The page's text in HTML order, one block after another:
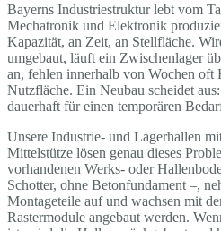
Bayerns Industriestruktur lebt vom
Mechatronik und Elektronik
Kapazität, an Zeit, an Stellfläche.
umgebaut, läuft ein Zwischenlager
an, fehlen innerhalb von Wochen oft
Nutzfläche. Ein Neubau scheidet
dauerhaft für einen temporären
Unsere Industrie- und Lagerhallen
Mittelstütze lösen genau dieses
vorhandenen Werks- oder
Schotter, ohne Betonfundament –,
Montageteile auf und wachsen mit
Rastermodule angebaut werden.